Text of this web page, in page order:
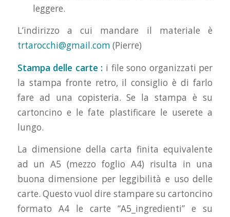
leggere.
L’indirizzo a cui mandare il materiale è
trtarocchi@gmail.com (Pierre)
Stampa delle carte : i file sono organizzati per
la stampa fronte retro, il consiglio è di farlo
fare ad una copisteria. Se la stampa è su
cartoncino e le fate plastificare le userete a
lungo.
La dimensione della carta finita equivalente
ad un A5 (mezzo foglio A4) risulta in una
buona dimensione per leggibilità e uso delle
carte. Questo vuol dire stampare su cartoncino
formato A4 le carte “A5_ingredienti” e su